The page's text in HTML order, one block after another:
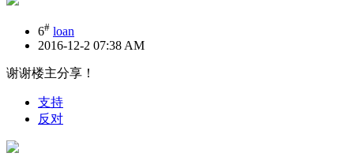
6# loan
2016-12-2 07:38 AM
谢谢楼主分享！
支持
反对